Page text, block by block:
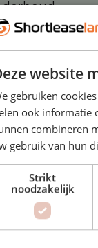
pechhulp
extra opties
website
gebruiken
ook informatie
combineren
gebruik van hun
Strikt
noodzakelijk